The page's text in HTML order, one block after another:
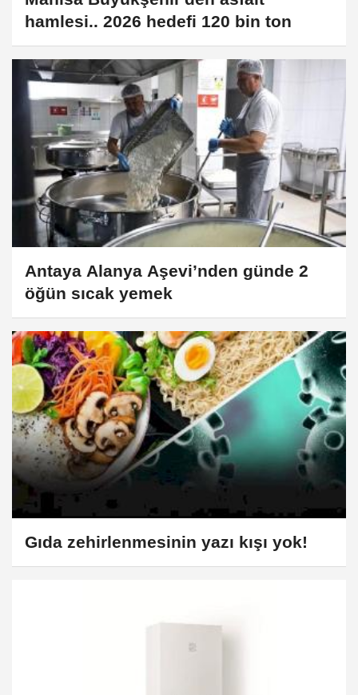
hamlesi.. 2026 hedefi 120 bin ton
Antaya Alanya Aşevi’nden günde 2
öğün sıcak yemek
Gıda zehirlenmesinin yazı kışı yok!